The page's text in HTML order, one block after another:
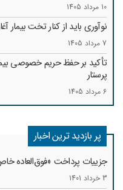
10 مرداد 1405
نوآوری باید از کنار تخت بیمار
7 مرداد 1405
تأکید بر حفظ حریم خصوصی
پرستار
6 مرداد 1405
پر بازدید ترین اخبار
جزییات پرداخت «فوق‌العاده
3 خرداد 1401